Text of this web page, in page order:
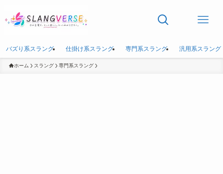
バズり系スラング 仕掛け系スラング 専門系スラング 汎用系スラング
ホーム スラング 専門系スラング